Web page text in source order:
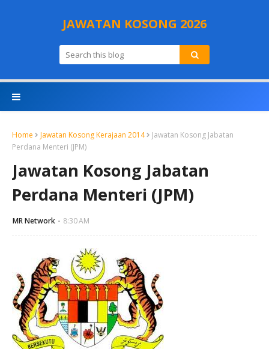
JAWATAN KOSONG 2026
Home Jawatan Kosong Kerajaan 2014
Jawatan Kosong Jabatan
Perdana Menteri (JPM)
Jawatan Kosong Jabatan
Perdana Menteri (JPM)
MR Network 8:30 AM